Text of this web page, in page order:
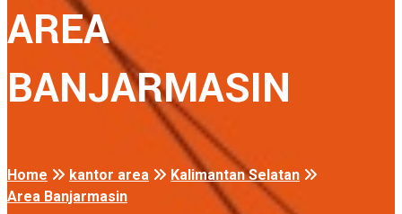
AREA
BANJARMASIN
Home kantor area
Kalimantan Selatan
Area Banjarmasin